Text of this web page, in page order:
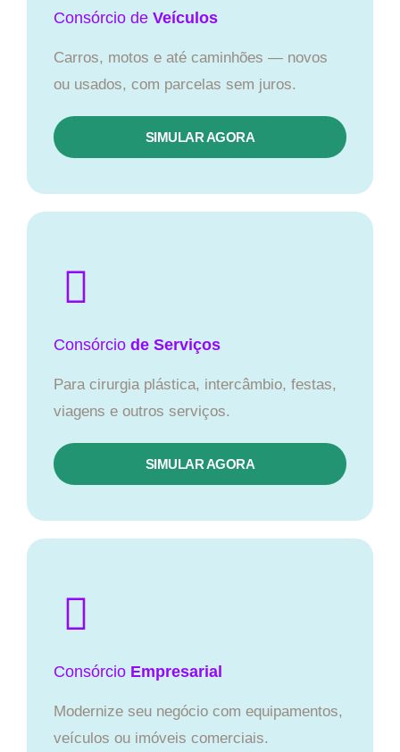
Consórcio de Veículos
Carros, motos e até caminhões — novos
ou usados, com parcelas sem juros.
SIMULAR AGORA
Consórcio de Serviços
Para cirurgia plástica, intercâmbio, festas,
viagens e outros serviços.
SIMULAR AGORA
Consórcio Empresarial
Modernize seu negócio com equipamentos,
veículos ou imóveis comerciais.